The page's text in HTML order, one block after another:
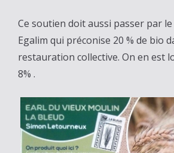
Ce soutien doit aussi passer par
Egalim qui préconise 20 % de bio
restauration collective. On en est
8% .